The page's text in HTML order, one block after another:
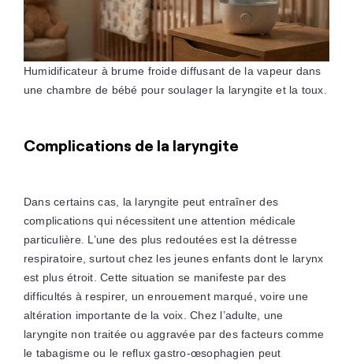
Humidificateur à brume froide diffusant de la vapeur dans
une chambre de bébé pour soulager la laryngite et la toux.
Complications de la laryngite
Dans certains cas, la laryngite peut entraîner des
complications qui nécessitent une attention médicale
particulière. L’une des plus redoutées est la détresse
respiratoire, surtout chez les jeunes enfants dont le larynx
est plus étroit. Cette situation se manifeste par des
difficultés à respirer, un enrouement marqué, voire une
altération importante de la voix. Chez l’adulte, une
laryngite non traitée ou aggravée par des facteurs comme
le tabagisme ou le reflux gastro-œsophagien peut